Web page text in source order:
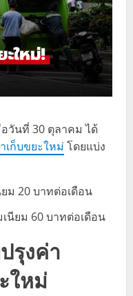
วันที่ 30 ตุลาคม ได้
เก็บขยะใหม่ โดยแบ่ง
ม 20 บาทต่อเดือน
นียม 60 บาทต่อเดือน
รุงค่า
ใหม่